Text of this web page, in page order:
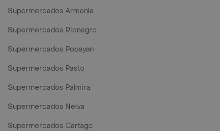
Supermercados Armenia
Supermercados Rionegro
Supermercados Popayan
Supermercados Pasto
Supermercados Palmira
Supermercados Neiva
Supermercados Cartago